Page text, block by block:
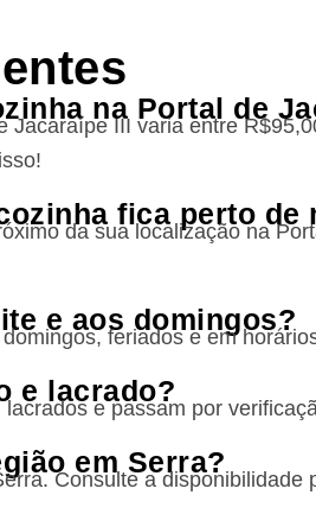
na Portal de
Jacaraípe III varia entre
fica perto de
da sua localização na
e aos domingos?
feriados e em
e lacrado?
e passam por
em Serra?
. Consulte a disponibilidade